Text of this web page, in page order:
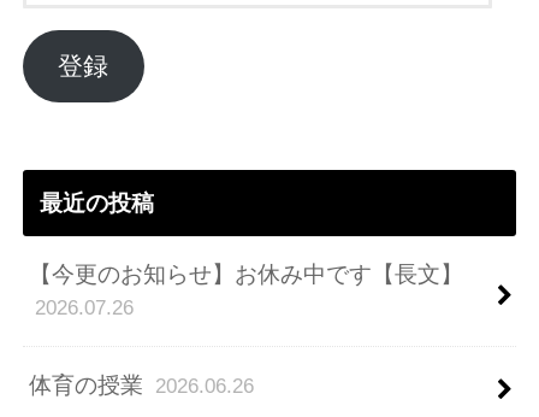
ル
ア
ド
登録
最近の投稿
【今更のお知らせ】お休み中です【長文】
2026.07.26
体育の授業 2026.06.26